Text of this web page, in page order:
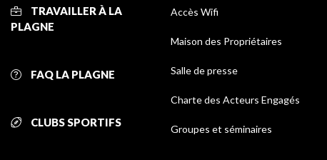
TRAVAILLER À LA
PLAGNE
FAQ LA PLAGNE
CLUBS SPORTIFS
Accès Wifi
Maison des Propriétaires
Salle de presse
Charte des Acteurs Engagés
Groupes et séminaires